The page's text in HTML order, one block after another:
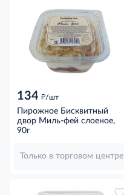
134 д/шт
Пирожное Бисквитный
двор Миль-фей слоеное,
90г
Только в торговом центре